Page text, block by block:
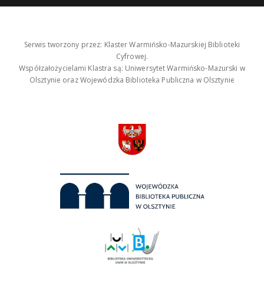
Serwis tworzony przez: Klaster Warmińsko-Mazurskiej Biblioteki
Cyfrowej.
Współzałożycielami Klastra są: Uniwersytet Warmińsko-Mazurski w
Olsztynie oraz Wojewódzka Biblioteka Publiczna w Olsztynie